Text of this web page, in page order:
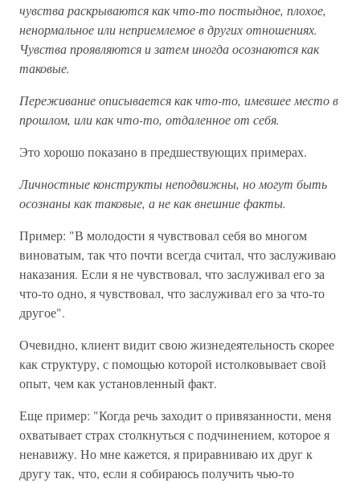
чувства раскрываются как что-то постыдное, плохое,
ненормальное или неприемлемое в других отношениях.
Чувства проявляются и затем иногда осознаются как
таковые.
Переживание описывается как что-то, имевшее место в
прошлом, или как что-то, отдаленное от себя.
Это хорошо показано в предшествующих примерах.
Личностные конструкты неподвижны, но могут быть
осознаны как таковые, а не как внешние факты.
Пример: "В молодости я чувствовал себя во многом
виноватым, так что почти всегда считал, что заслуживаю
наказания. Если я не чувствовал, что заслуживал его за
что-то одно, я чувствовал, что заслуживал его за что-то
другое".
Очевидно, клиент видит свою жизнедеятельность скорее
как структуру, с помощью которой истолковывает свой
опыт, чем как установленный факт.
Еще пример: "Когда речь заходит о привязанности, меня
охватывает страх столкнуться с подчинением, которое я
ненавижу. Но мне кажется, я приравниваю их друг к
другу так, что, если я собираюсь получить чью-то